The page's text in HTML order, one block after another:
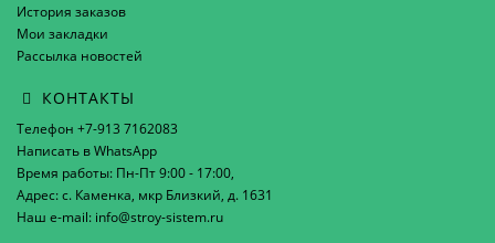
История заказов
Мои закладки
Рассылка новостей
КОНТАКТЫ
Телефон +7-913 7162083
Написать в WhatsApp
Время работы: Пн-Пт 9:00 - 17:00,
Адрес: с. Каменка, мкр Близкий, д. 1631
Наш e-mail: info@stroy-sistem.ru